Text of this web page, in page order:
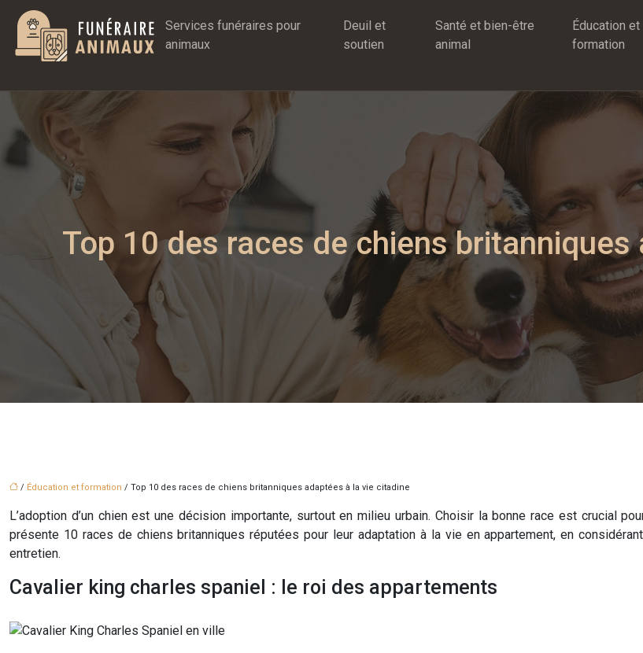
Services funéraires pour
animaux
Deuil et
soutien
Santé et bien-être
animal
Éducation et
formation
Top 10 des races de chiens
/ Éducation et formation / Top 10 des races de chiens britanniques adaptées à la vie citadine
L’adoption d’un chien est une décision importante, surtout en milieu urbain. Choisir la bonne race est crucial
présente 10 races de chiens britanniques réputées pour leur adaptation à la vie en appartement, en
entretien.
Cavalier king charles spaniel : le roi des appartements